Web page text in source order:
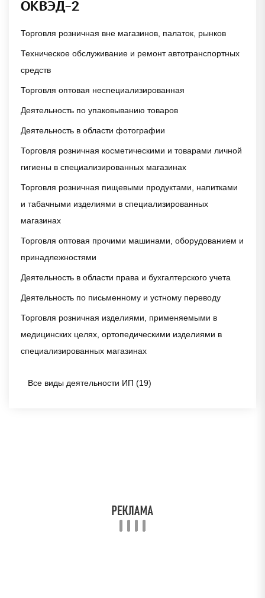
ОКВЭД-2
Торговля розничная вне магазинов, палаток, рынков
Техническое обслуживание и ремонт автотранспортных
средств
Торговля оптовая неспециализированная
Деятельность по упаковыванию товаров
Деятельность в области фотографии
Торговля розничная косметическими и товарами личной
гигиены в специализированных магазинах
Торговля розничная пищевыми продуктами, напитками
и табачными изделиями в специализированных
магазинах
Торговля оптовая прочими машинами, оборудованием и
принадлежностями
Деятельность в области права и бухгалтерского учета
Деятельность по письменному и устному переводу
Торговля розничная изделиями, применяемыми в
медицинских целях, ортопедическими изделиями в
специализированных магазинах
Все виды деятельности ИП (19)